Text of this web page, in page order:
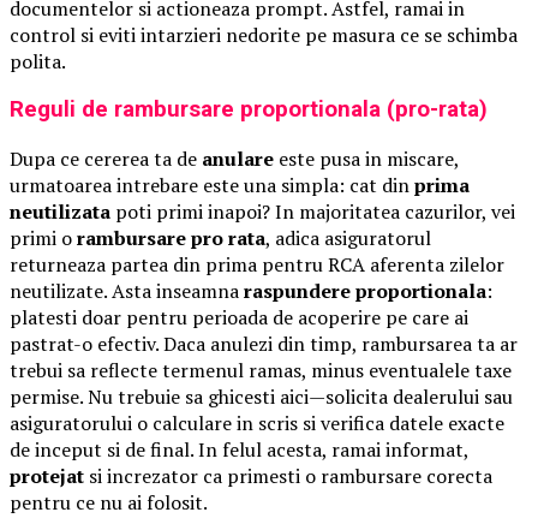
documentelor si actioneaza prompt. Astfel, ramai in
control si eviti intarzieri nedorite pe masura ce se schimba
polita.
Reguli de rambursare proportionala (pro-rata)
Dupa ce cererea ta de anulare este pusa in miscare,
urmatoarea intrebare este una simpla: cat dinprima
neutilizata poti primi inapoi? In majoritatea cazurilor, vei
primi orambursare pro rata, adica asiguratorul
returneaza partea din prima pentru RCA aferenta zilelor
neutilizate. Asta inseamnaraspundere proportionala:
platesti doar pentru perioada de acoperire pe care ai
pastrat-o efectiv. Daca anulezi din timp, rambursarea ta ar
trebui sa reflecte termenul ramas, minus eventualele taxe
permise. Nu trebuie sa ghicesti aici—solicita dealerului sau
asiguratorului o calculare in scris si verifica datele exacte
de inceput si de final. In felul acesta, ramai informat,
protejat si increzator ca primesti o rambursare corecta
pentru ce nu ai folosit.